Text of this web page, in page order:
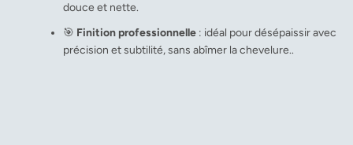
douce et nette.
🎯 Finition professionnelle : idéal pour désépaissir avec
précision et subtilité, sans abîmer la chevelure..